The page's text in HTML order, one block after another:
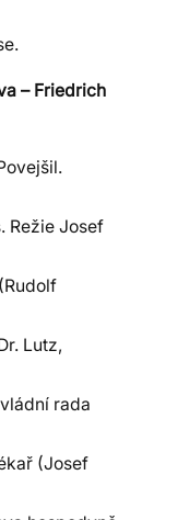
– Friedrich
Režie Josef
Lutz,
rada
(Josef